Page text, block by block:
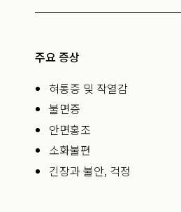
주요 증상
혀통증 및 작열감
불면증
안면홍조
소화불편
긴장과 불안, 걱정